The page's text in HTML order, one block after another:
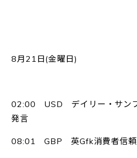
8月21日(金曜日)
02:00 USD デイリー・サン
発言
08:01 GBP 英Gfk消費者信頼